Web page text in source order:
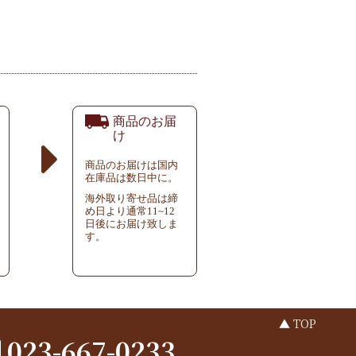
商品のお届
け
商品のお届けは国内
在庫品は数日中に。
海外取り寄せ品は締
め日より通常11~12
日後にお届け致しま
す。
▲ TOP